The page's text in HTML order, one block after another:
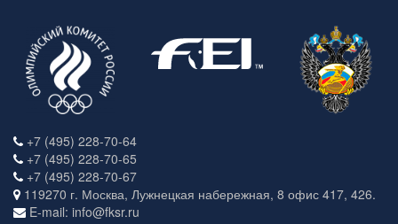
+7 (495) 228-70-64
+7 (495) 228-70-65
+7 (495) 228-70-67
119270 г. Москва, Лужнецкая набережная, 8 офис 417, 426.
E-mail: info@fksr.ru